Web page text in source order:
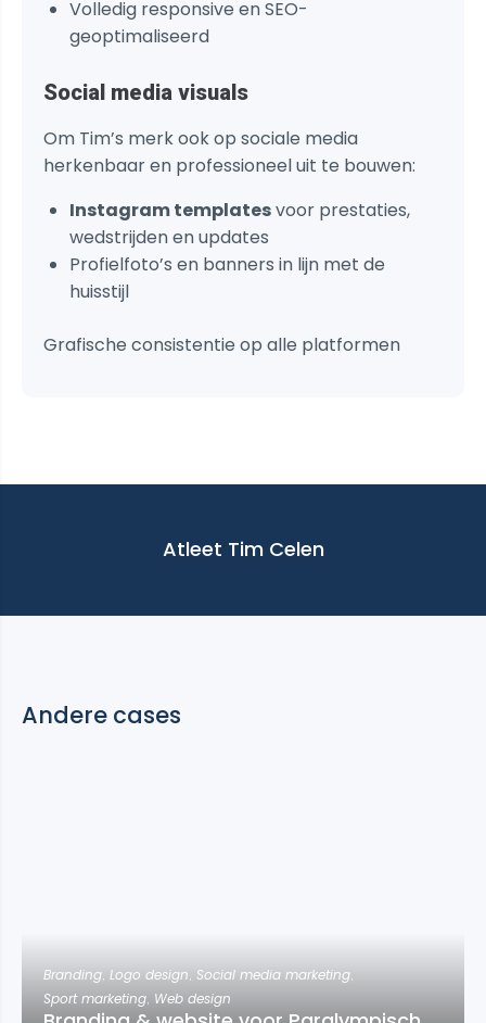
Volledig responsive en SEO-
geoptimaliseerd
Social media visuals
Om Tim’s merk ook op sociale media
herkenbaar en professioneel uit te bouwen:
Instagram templatesvoor prestaties,
wedstrijden en updates
Profielfoto’s en banners in lijn met de
huisstijl
Grafische consistentie op alle platformen
Atleet Tim Celen
Andere cases
Branding Logo design Social media marketing
Sport marketing Web design